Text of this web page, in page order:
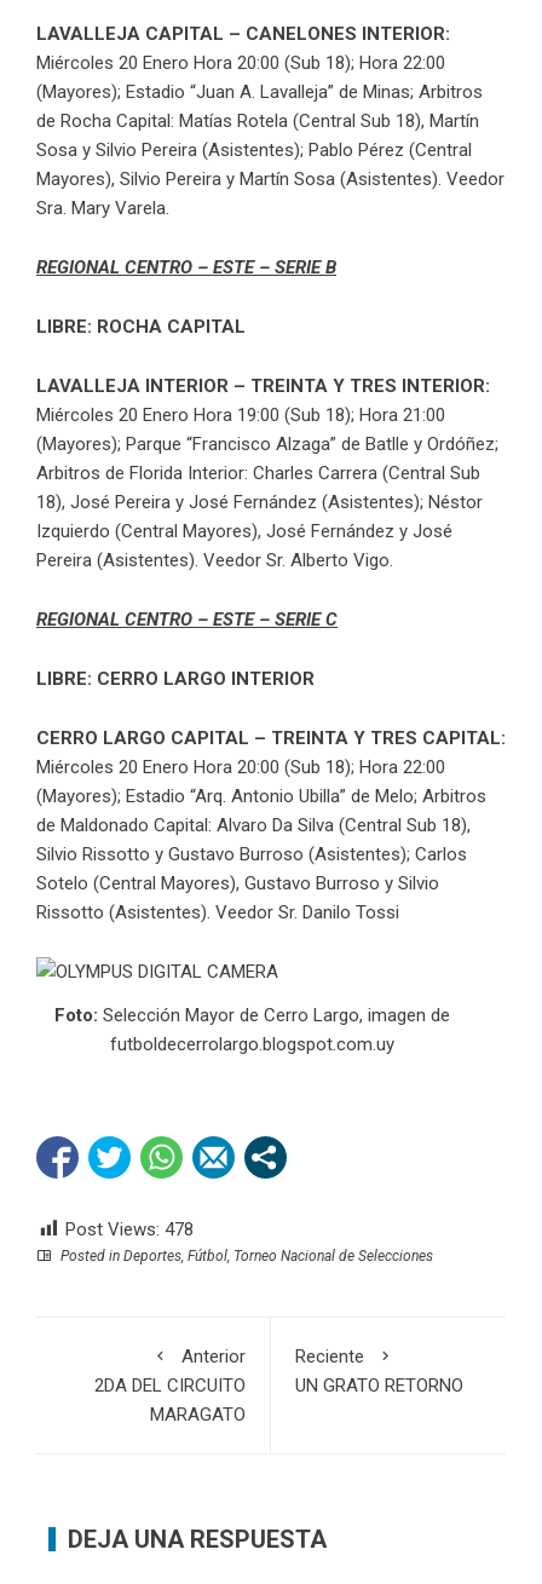
LAVALLEJA CAPITAL – CANELONES INTERIOR:
Miércoles 20 Enero Hora 20:00 (Sub 18); Hora 22:00
(Mayores); Estadio “Juan A. Lavalleja” de Minas; Arbitros
de Rocha Capital: Matías Rotela (Central Sub 18), Martín
Sosa y Silvio Pereira (Asistentes); Pablo Pérez (Central
Mayores), Silvio Pereira y Martín Sosa (Asistentes). Veedor
Sra. Mary Varela.
REGIONAL CENTRO – ESTE – SERIE B
LIBRE: ROCHA CAPITAL
LAVALLEJA INTERIOR – TREINTA Y TRES INTERIOR:
Miércoles 20 Enero Hora 19:00 (Sub 18); Hora 21:00
(Mayores); Parque “Francisco Alzaga” de Batlle y Ordóñez;
Arbitros de Florida Interior: Charles Carrera (Central Sub
18), José Pereira y José Fernández (Asistentes); Néstor
Izquierdo (Central Mayores), José Fernández y José
Pereira (Asistentes). Veedor Sr. Alberto Vigo.
REGIONAL CENTRO – ESTE – SERIE C
LIBRE: CERRO LARGO INTERIOR
CERRO LARGO CAPITAL – TREINTA Y TRES CAPITAL:
Miércoles 20 Enero Hora 20:00 (Sub 18); Hora 22:00
(Mayores); Estadio “Arq. Antonio Ubilla” de Melo; Arbitros
de Maldonado Capital: Alvaro Da Silva (Central Sub 18),
Silvio Rissotto y Gustavo Burroso (Asistentes); Carlos
Sotelo (Central Mayores), Gustavo Burroso y Silvio
Rissotto (Asistentes). Veedor Sr. Danilo Tossi
Foto: Selección Mayor de Cerro Largo, imagen de
futboldecerrolargo.blogspot.com.uy
Post Views: 478
Posted in Deportes Fútbol Torneo Nacional de Selecciones
Anterior
2DA DEL CIRCUITO
MARAGATO
Reciente
UN GRATO RETORNO
DEJA UNA RESPUESTA